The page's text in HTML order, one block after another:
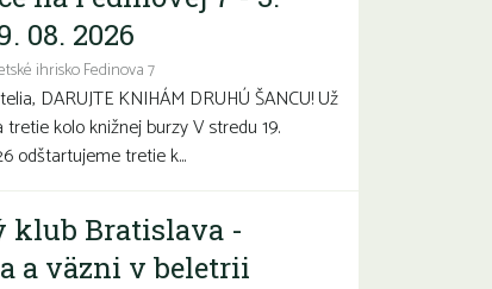
08. 2026
ihrisko Fedinova 7
DARUJTE KNIHÁM DRUHÚ ŠANCU! Už
kolo knižnej burzy V stredu 19.
odštartujeme tretie k...
klub Bratislava -
a väzni v beletrii